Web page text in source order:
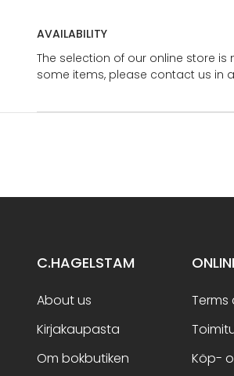
AVAILABILITY
The selection of our online store
some items, please contact us in
C.HAGELSTAM
About us
Kirjakaupasta
Om bokbutiken
Köp-